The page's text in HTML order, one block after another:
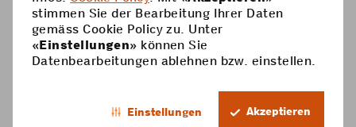
Prepaid-Karte
Optionen
Supercard
Prepaid aufladen
Coop Mobile
Kontakt
DE
stimmen Sie der Bearbeitung Ihrer Daten
gemäss Cookie Policy zu. Unter
«Einstellungen» können Sie
Datenbearbeitungen ablehnen bzw. einstellen.
Einstellungen Akzeptieren